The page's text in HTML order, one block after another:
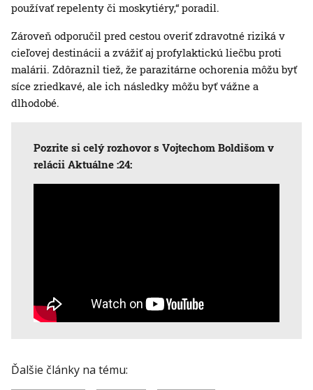
používať repelenty či moskytiéry,“ poradil.
Zároveň odporučil pred cestou overiť zdravotné riziká v
cieľovej destinácii a zvážiť aj profylaktickú liečbu proti
malárii. Zdôraznil tiež, že parazitárne ochorenia môžu byť
síce zriedkavé, ale ich následky môžu byť vážne a
dlhodobé.
Pozrite si celý rozhovor s Vojtechom Boldišom v
relácii Aktuálne :24:
Ďalšie články na tému: